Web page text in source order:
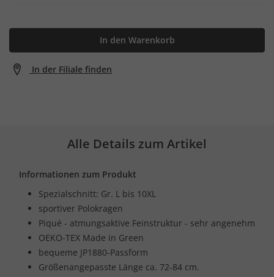
In den Warenkorb
In der Filiale finden
Alle Details zum Artikel
Informationen zum Produkt
Spezialschnitt: Gr. L bis 10XL
sportiver Polokragen
Piqué - atmungsaktive Feinstruktur - sehr angenehm
OEKO-TEX Made in Green
bequeme JP1880-Passform
Größenangepasste Länge ca. 72-84 cm.